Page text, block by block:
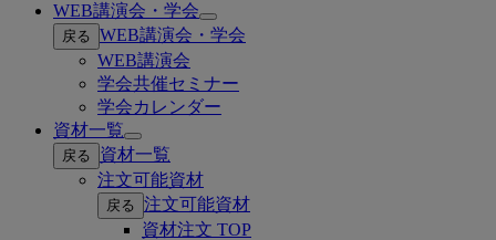
WEB講演会・学会
Open
submenu
戻る WEB講演会・学会
WEB講演会
学会共催セミナー
学会カレンダー
資材一覧
Open
submenu
戻る
資材一覧
注文可能資材
戻る 注文可能資材
資材注文 TOP